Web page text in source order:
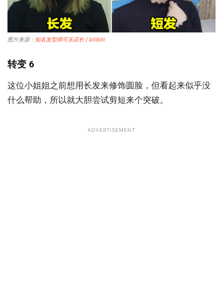
图片来源： 知名发型师可乐店长 / bilibili
转变 6
这位小姐姐之前想用长发来修饰圆脸，但看起来似乎没
什么帮助，所以就大胆尝试剪短来个突破。
ADVERTISEMENT